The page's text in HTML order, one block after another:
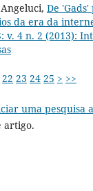
De
da era da
v. 4 n. 2 (2013):
22 23 24 25 > >>
uma pesquisa
artigo.